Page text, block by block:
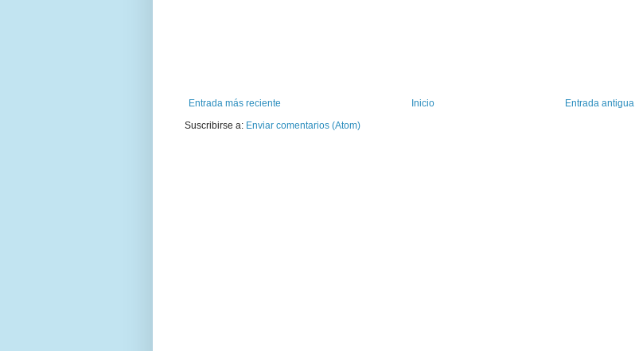
Entrada más reciente Entrada antigua
Inicio
Suscribirse a: Enviar comentarios (Atom)